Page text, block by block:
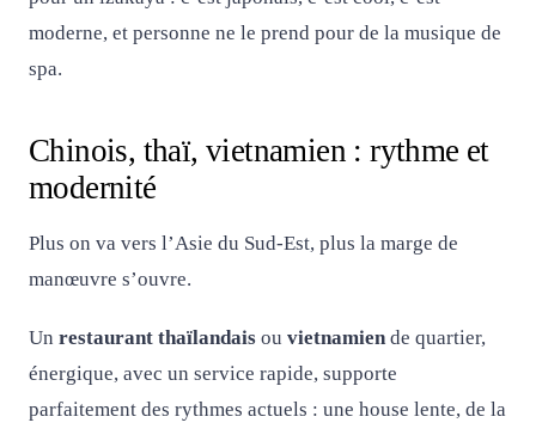
moderne, et personne ne le prend pour de la musique de
spa.
Chinois, thaï, vietnamien : rythme et
modernité
Plus on va vers l’Asie du Sud-Est, plus la marge de
manœuvre s’ouvre.
Un restaurant thaïlandais ou vietnamiende quartier,
énergique, avec un service rapide, supporte
parfaitement des rythmes actuels : une house lente, de la